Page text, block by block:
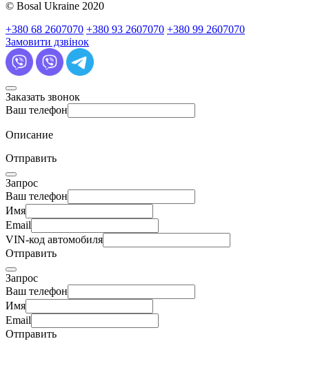
© Bosal Ukraine 2020
+380 68 2607070 +380 93 2607070 +380 99 2607070
Замовити дзвінок
Заказать звонок
Ваш телефон
Описание
Отправить
Запрос
Ваш телефон
Имя
Email
VIN-код автомобиля
Отправить
Запрос
Ваш телефон
Имя
Email
Отправить